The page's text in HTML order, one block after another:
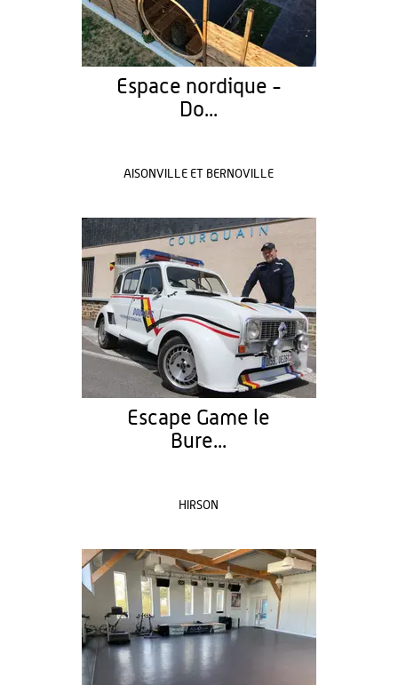
Espace nordique -
Do...
AISONVILLE ET BERNOVILLE
Escape Game le
Bure...
HIRSON